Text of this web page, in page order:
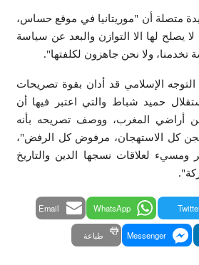
متصلة أن "موريتانيا في موقع حساس،
يصلح لها الا التوازن والبعد عن سياسة
تخدمنا، ولا نحن جاهزون لكلفتها".
الإسلامي قد أدان بقوة تصريحات
حميد شباط والتي اعتبر فيها أن
من أراضي المغرب، ووصف تصريحه بأنه
كل الاستهجان، مرفوض كل الرفض"،
لعلاقات نسجها الدين والتاريخ
WhatsApp
Email
Messenger طباعة